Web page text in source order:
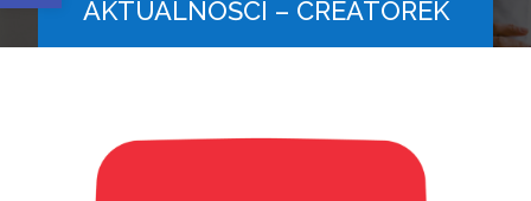
AKTUALNOŚCI – CREATOREK